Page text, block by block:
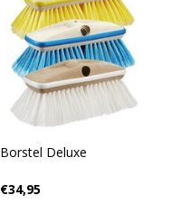
Borstel Deluxe
€34,95